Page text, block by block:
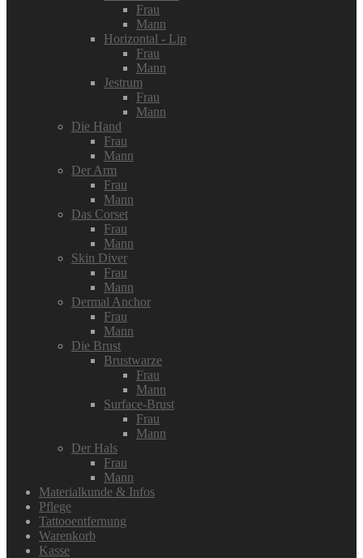
Frau
Mann
Horizontal - Lip
Frau
Mann
Jestrum
Frau
Mann
Die Hand
Frau
Mann
Der Arm
Frau
Mann
Das Corset
Frau
Mann
Skin Diver
Frau
Mann
Dermal Anchor
Frau
Mann
Die Brust
Brustwarze
Frau
Mann
Surface-Brust
Frau
Mann
Der Hals
Frau
Mann
Materialkunde & Infos
Pflege
Tattooentfernung
Warenkorb
Kasse